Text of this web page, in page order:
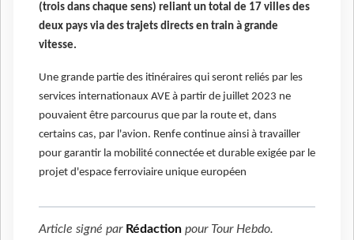
(trois dans chaque sens) reliant un total de 17 villes des
deux pays via des trajets directs en train à grande
vitesse.
Une grande partie des itinéraires qui seront reliés par les
services internationaux AVE à partir de juillet 2023 ne
pouvaient être parcourus que par la route et, dans
certains cas, par l'avion. Renfe continue ainsi à travailler
pour garantir la mobilité connectée et durable exigée par le
projet d'espace ferroviaire unique européen
Article signé par Rédaction pour Tour Hebdo.